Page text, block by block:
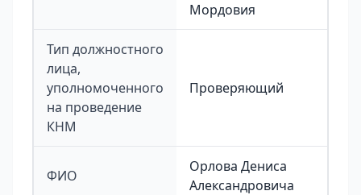
Мордовия
Тип должностного
лица,
уполномоченного
на проведение
КНМ
Проверяющий
ФИО
Орлова Дениса
Александровича